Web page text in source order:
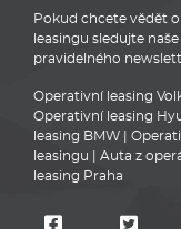
Pokud chcete vědět
leasingu sledujte
pravidelného
Operativní leasing
Operativní leasing
leasing BMW
leasingu
Auta z
leasing Praha